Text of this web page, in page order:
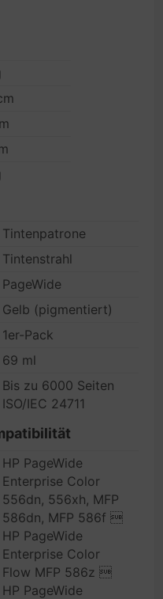
Tintenpatrone
Tintenstrahl
PageWide
Gelb (pigmentiert)
1er-Pack
69 ml
Bis zu 6000 Seiten
ISO/IEC 24711
HP PageWide
Enterprise Color
556dn, 556xh, MFP
586dn, MFP 586f 
HP PageWide
Enterprise Color
Flow MFP 586z 
HP PageWide